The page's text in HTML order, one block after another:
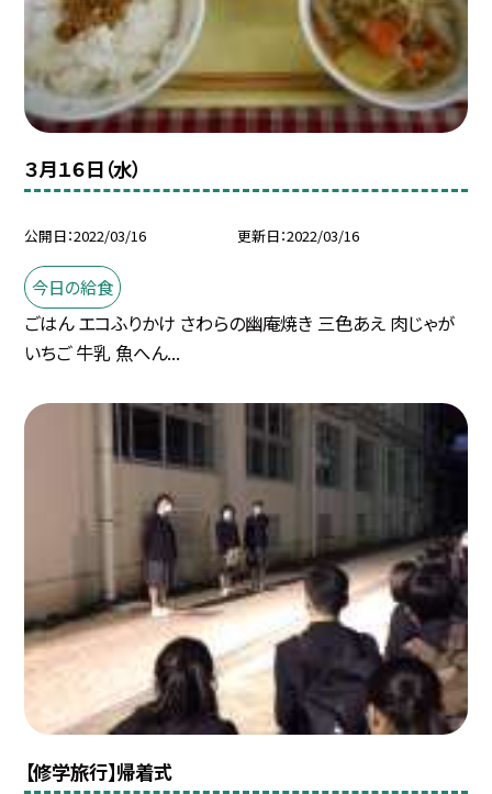
３月１６日（水）
公開日 2022/03/16 更新日 2022/03/16
今日の給食
ごはん エコふりかけ さわらの幽庵焼き 三色あえ 肉じゃが
いちご 牛乳 魚へん...
【修学旅行】帰着式